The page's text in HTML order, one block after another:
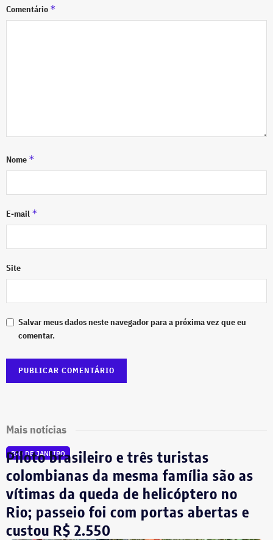
Comentário *
Nome *
E-mail *
Site
Salvar meus dados neste navegador para a próxima vez que eu
comentar.
Mais notícias
RIO DE JANEIRO
Piloto brasileiro e três turistas
colombianas da mesma família são as
vítimas da queda de helicóptero no
Rio; passeio foi com portas abertas e
custou R$ 2.550